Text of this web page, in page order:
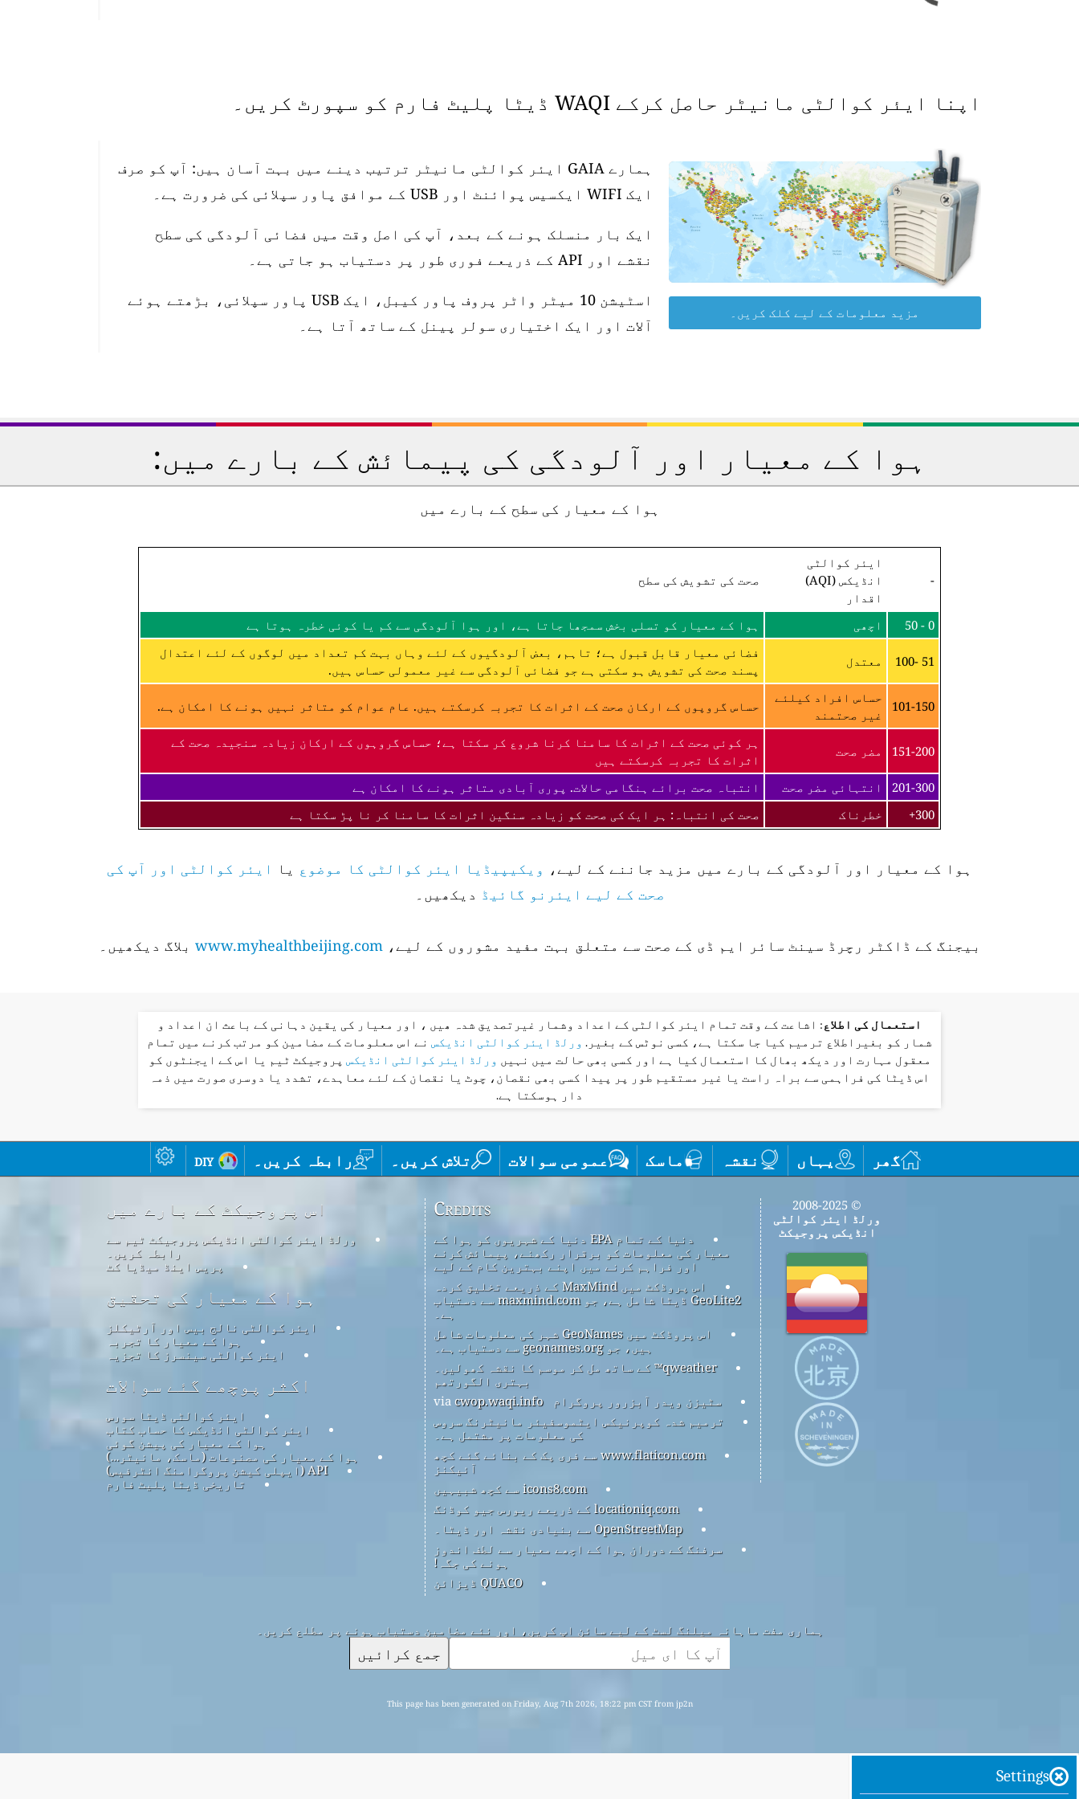
اپنا ایئر کوالٹی مانیٹر حاصل کرکے WAQI ڈیٹا پلیٹ فارم کو سپورٹ کریں۔
ہمارے GAIA ایئر کوالٹی مانیٹر ترتیب دینے میں بہت آسان ہیں: آپ کو صرف
ایک WIFI ایکسیس پوائنٹ اور USB کے موافق پاور سپلائی کی ضرورت ہے۔
ایک بار منسلک ہونے کے بعد، آپ کی اصل وقت میں فضائی آلودگی کی سطح
نقشے اور API کے ذریعے فوری طور پر دستیاب ہو جاتی ہے۔
اسٹیشن 10 میٹر واٹر پروف پاور کیبل، ایک USB پاور سپلائی، بڑھتے ہوئے
آلات اور ایک اختیاری سولر پینل کے ساتھ آتا ہے۔
مزید معلومات کے لیے کلک کریں۔
ہوا کے معیار اور آلودگی کی پیمائش کے بارے میں:
ہوا کے معیار کی سطح کے بارے میں
-
ایئر کوالٹی
انڈیکس (AQI)
اقدار
صحت کی تشویش کی سطح
0 - 50 اچھی ہوا کے معیار کو تسلی بخش سمجھا جاتا ہے، اور ہوا آلودگی سے کم یا کوئی خطرہ ہوتا ہے
51 -100 معتدل
فضائی معیار قابل قبول ہے؛ تاہم، بعض آلودگیوں کے لئے وہاں بہت کم تعداد میں لوگوں کے لئے اعتدال
پسند صحت کی تشویش ہو سکتی ہے جو فضائی آلودگی سے غیر معمولی حساس ہیں.
101-150
حساس افراد کیلئے
غیر صحتمند
حساس گروپوں کے ارکان صحت کے اثرات کا تجربہ کرسکتے ہیں. عام عوام کو متاثر نہیں ہونے کا امکان ہے.
151-200 مضر صحت
ہر کوئی صحت کے اثرات کا سامنا کرنا شروع کر سکتا ہے؛ حساس گروہوں کے ارکان زیادہ سنجیدہ صحت کے
اثرات کا تجربہ کرسکتے ہیں
201-300
انتہائی مضر صحت
انتباہ صحت برائے ہنگامی حالات. پوری آبادی متاثر ہونے کا امکان ہے
300+
خطرناک صحت کی انتباہ: ہر ایک کی صحت کو زیادہ سنگین اثرات کا سامنا کر نا پڑ سکتا ہے
ہوا کے معیار اور آلودگی کے بارے میں مزید جاننے کے لیے، ویکیپیڈیا ایئر کوالٹی کا موضوع یا
ایئر کوالٹی اور آپ کی
صحت کے لیے ایئرنو گائیڈ دیکھیں۔
بیجنگ کے ڈاکٹر رچرڈ سینٹ سائر ایم ڈی کے صحت سے متعلق بہت مفید مشوروں کے لیے،www.myhealthbeijing.com بلاگ دیکھیں۔
استعمال کی اطلاع: اشاعت کے وقت تمام ایئر کوالٹی کے اعداد وشمار غیرتصدیق شدہ ھیں ، اور معیار کی یقین دہانی کے باعث ان اعداد و
شمار کو بغیراطلاع ترمیم کیا جا سکتا ہے، کسی نوٹس کے بغیر. ورلڈ ایئر کوالٹی انڈیکس نے اس معلومات کے مضامین کو مرتب کرنے میں تمام
معقول مہارت اور دیکھ بھال کا استعمال کیا ہے اور کسی بھی حالت میں نہیں ورلڈ ایئر کوالٹی انڈیکس پروجیکٹ ٹیم یا اس کے ایجنٹوں کو
اس ڈیٹا کی فراہمی سے براہ راست یا غیر مستقیم طور پر پیدا کسی بھی نقصان، چوٹ یا نقصان کے لئے معاہدے، تشدد یا دوسری صورت میں ذمہ
دار ہوسکتا ہے.
گھر یہاں نقشہ ماسک عمومی سوالات تلاش کریں۔ رابطہ کریں۔ diy
اس پروجیکٹ کے بارے میں
ورلڈ ایئر کوالٹی انڈیکس پروجیکٹ ٹیم سے
رابطہ کریں۔
پریس اینڈ میڈیا کٹ
ہوا کے معیار کی تحقیق
ایئر کوالٹی نالج بیس اور آرٹیکلز
ہوا کے معیار کا تجربہ
ایئر کوالٹی سینسرز کا تجزیہ
اکثر پوچھے گئے سوالات
ایئر کوالٹی ڈیٹا سورس
ایئر کوالٹی انڈیکس کا حساب کتاب
ہوا کے معیار کی پیشن گوئی
ہوا کے معیار کی مصنوعات (ماسک، مانیٹر…)
API (ایپلی کیشن پروگرامنگ انٹرفیس)
تاریخی ڈیٹا پلیٹ فارم
Credits
دنیا کے تمام EPA دنیا کے شہریوں کو ہوا کے
معیار کی معلومات کو برقرار رکھنے، پیمائش کرنے
اور فراہم کرنے میں اپنے بہترین کام کے لیے
اس پروڈکٹ میں MaxMind کے ذریعے تخلیق کردہ
GeoLite2 ڈیٹا شامل ہے، جو maxmind.com سے دستیاب
ہے۔
اس پروڈکٹ میں GeoNames شہر کی معلومات شامل
ہیں، جو geonames.org سے دستیاب ہے۔
qweather™ کے ساتھ مل کر موسم کا نقشہ کھولیں۔
بہتری الگورتھم
سٹیزن ویدر آبزرور پروگرام
cwop.waqi.info
ترمیم شدہ کوپرنیکس ایٹموسفیئر مانیٹرنگ سروس
کی معلومات پر مشتمل ہے۔
www.flaticon.com سے فری پک کے بنائے گئے کچھ
آئیکنز
icons8.com سے کچھ شبیہیں
locationiq.com کے ذریعے ریورس جیو کوڈنگ
OpenStreetMap سے بنیادی نقشہ اور ڈیٹا۔
سرفنگ کے دوران ہوا کے اچھے معیار سے لطف اندوز
ہونے کی جگہ!
QUACO ڈیزائن
© 2008-2025
ورلڈ ایئر کوالٹی
انڈیکس پروجیکٹ
ہماری مفت ماہانہ میلنگ لسٹ کے لیے سائن اپ کریں، اور نئے مضامین دستیاب ہونے پر مطلع کریں۔
جمع کرائیں
This page has been generated on Friday, Aug 7th 2026, 18:22 pm CST from jp2n
Settings